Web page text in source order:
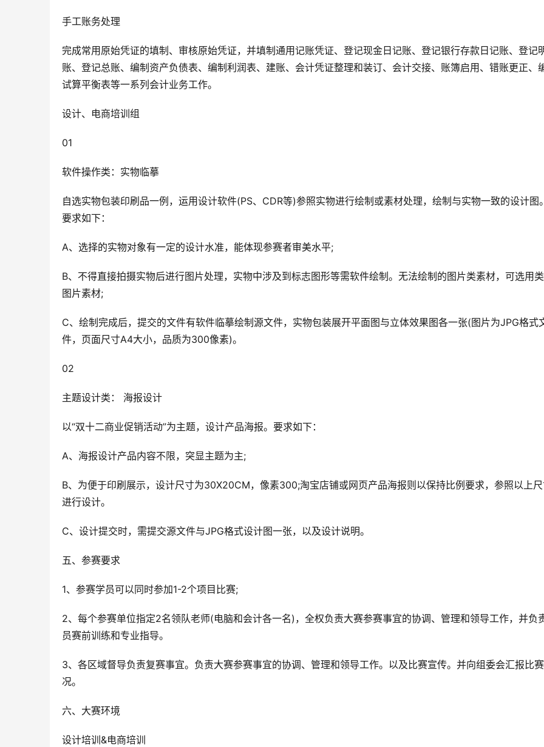
手工账务处理
完成常用原始凭证的填制、审核原始凭证，并填制通用记账凭证、登记现金日记账、登记银行存款日记账、登记
账、登记总账、编制资产负债表、编制利润表、建账、会计凭证整理和装订、会计交接、账簿启用、错账更正、
试算平衡表等一系列会计业务工作。
设计、电商培训组
01
软件操作类：实物临摹
自选实物包装印刷品一例，运用设计软件(PS、CDR等)参照实物进行绘制或素材处理，绘制与实物一致的设计图
要求如下：
A、选择的实物对象有一定的设计水准，能体现参赛者审美水平;
B、不得直接拍摄实物后进行图片处理，实物中涉及到标志图形等需软件绘制。无法绘制的图片类素材，可选用
图片素材;
C、绘制完成后，提交的文件有软件临摹绘制源文件，实物包装展开平面图与立体效果图各一张(图片为JPG格式
件，页面尺寸A4大小，品质为300像素)。
02
主题设计类： 海报设计
以“双十二商业促销活动”为主题，设计产品海报。要求如下：
A、海报设计产品内容不限，突显主题为主;
B、为便于印刷展示，设计尺寸为30X20CM，像素300;淘宝店铺或网页产品海报则以保持比例要求，参照以上
进行设计。
C、设计提交时，需提交源文件与JPG格式设计图一张，以及设计说明。
五、参赛要求
1、参赛学员可以同时参加1-2个项目比赛;
2、每个参赛单位指定2名领队老师(电脑和会计各一名)，全权负责大赛参赛事宜的协调、管理和领导工作，并负
员赛前训练和专业指导。
3、各区域督导负责复赛事宜。负责大赛参赛事宜的协调、管理和领导工作。以及比赛宣传。并向组委会汇报比
况。
六、大赛环境
设计培训&电商培训